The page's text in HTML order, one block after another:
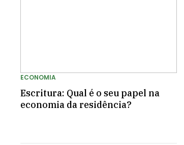
Escritura: Qual é o seu papel na
economia da residência?
ECONOMIA